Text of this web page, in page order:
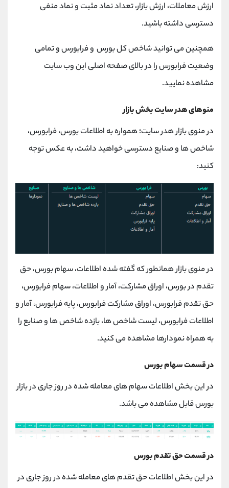
ارزش معاملات، ارزش بازار، تعداد نماد مثبت و نماد منفی
دسترسی داشته باشید.
همچنین می توانید شاخص کل بورس و فرابورس و تمامی
وضعیت فرابورس را در بالای صفحه اصلی این وب سایت
مشاهده نمایید.
منوهای هدر سایت بخش بازار
در منوی بازار هدر سایت؛ همواره به اطلاعات بورس، فرابورس،
شاخص ها و صنایع دسترسی خواهید داشت، به عکس توجه
کنید:
در منوی بازار همانطور که گفته شده اطلاعات، سهام بورس، حق
تقدم در بورس، اوراق مشارکت، آمار و اطلاعات، سهام فرابورس،
حق تقدم فرابورس، اوراق مشارکت فرابورس، پایه فرابورس، آمار و
اطلاعات فرابورس، لیست شاخص ها، بازده شاخص ها و صنایع را
به همراه نمودارها مشاهده می کنید.
در قسمت سهام بورس
در این بخش اطلاعات سهام های معامله شده در روز جاری در بازار
بورس قابل مشاهده می باشد.
در قسمت حق تقدم بورس
در این بخش اطلاعات حق تقدم های معامله شده در روز جاری در